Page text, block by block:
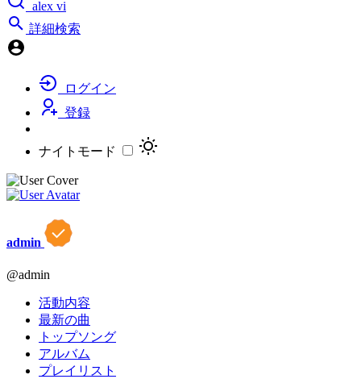
alex vi
詳細検索
ログイン
登録
ナイトモード
admin
@admin
活動内容
最新の曲
トップソング
アルバム
プレイリスト